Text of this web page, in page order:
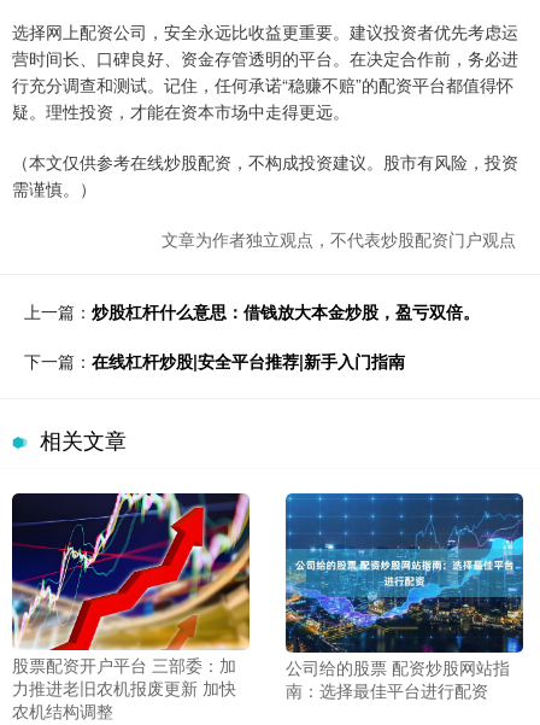
选择网上配资公司，安全永远比收益更重要。建议投资者优先考虑运
营时间长、口碑良好、资金存管透明的平台。在决定合作前，务必进
行充分调查和测试。记住，任何承诺“稳赚不赔”的配资平台都值得怀
疑。理性投资，才能在资本市场中走得更远。
（本文仅供参考在线炒股配资，不构成投资建议。股市有风险，投资
需谨慎。）
文章为作者独立观点，不代表炒股配资门户观点
上一篇： 炒股杠杆什么意思：借钱放大本金炒股，盈亏双倍。
下一篇： 在线杠杆炒股|安全平台推荐|新手入门指南
相关文章
股票配资开户平台 三部委：加
力推进老旧农机报废更新 加快
农机结构调整
公司给的股票 配资炒股网站指
南：选择最佳平台进行配资